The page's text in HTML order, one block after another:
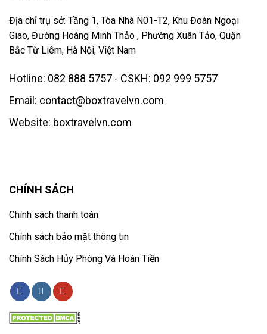
Địa chỉ trụ sở: Tầng 1, Tòa Nhà N01-T2, Khu Đoàn Ngoại
Giao, Đường Hoàng Minh Thảo , Phường Xuân Tảo, Quận
Bắc Từ Liêm, Hà Nội, Việt Nam
Hotline: 082 888 5757 - CSKH: 092 999 5757
Email: contact@boxtravelvn.com
Website: boxtravelvn.com
CHÍNH SÁCH
Chính sách thanh toán
Chính sách bảo mật thông tin
Chính Sách Hủy Phòng Và Hoàn Tiền